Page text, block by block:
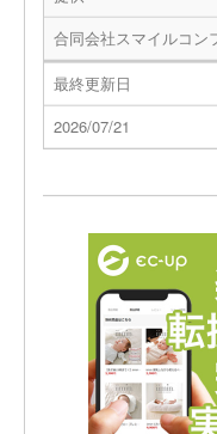
合同会社スマイルコン
最終更新日
2026/07/21